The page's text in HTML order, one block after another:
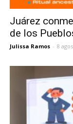
Juárez
de los
Julissa Ramos - 8